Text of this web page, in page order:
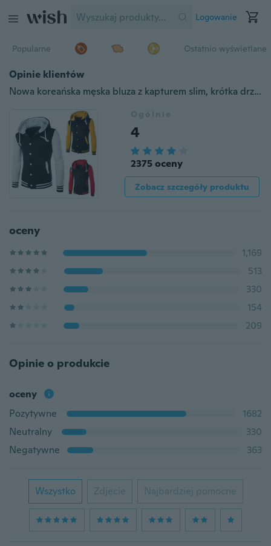
Logowanie
Popularne Ostatnio wyświetlane
Opinie klientów
Nowa koreańska męska bluza z kapturem slim, krótka drzemka
Ogólnie
4
2375 oceny
Zobacz szczegóły produktu
oceny
1,169
513
330
154
209
Opinie o produkcie
oceny
Pozytywne
1682
Neutralny
330
Negatywne
363
Wszystko Zdjęcie Najbardziej pomocne